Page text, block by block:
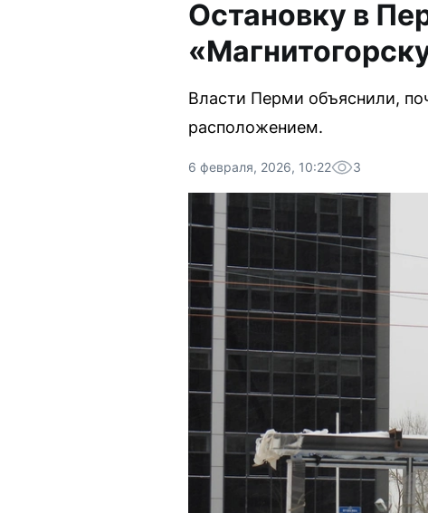
Остановку в
Власти Перми объяснили,
расположением.
6 февраля, 2026, 10:22 3